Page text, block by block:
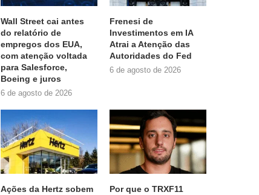
Wall Street cai antes
do relatório de
empregos dos EUA,
com atenção voltada
para Salesforce,
Boeing e juros
6 de agosto de 2026
Frenesi de
Investimentos em IA
Atrai a Atenção das
Autoridades do Fed
6 de agosto de 2026
Ações da Hertz sobem
Por que o TRXF11